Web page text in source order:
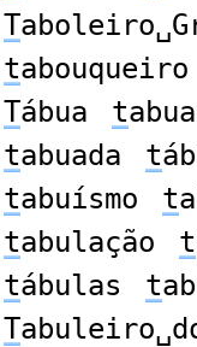
T
tabouqueiro
Tábua t
tabuada t
tabuísmo t
tabulação t
tábulas t
T